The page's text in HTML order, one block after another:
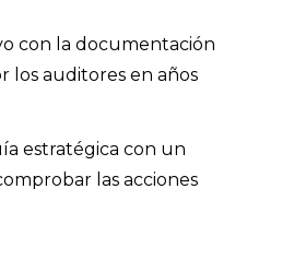
con la documentación
los auditores en años
estratégica con un
las acciones